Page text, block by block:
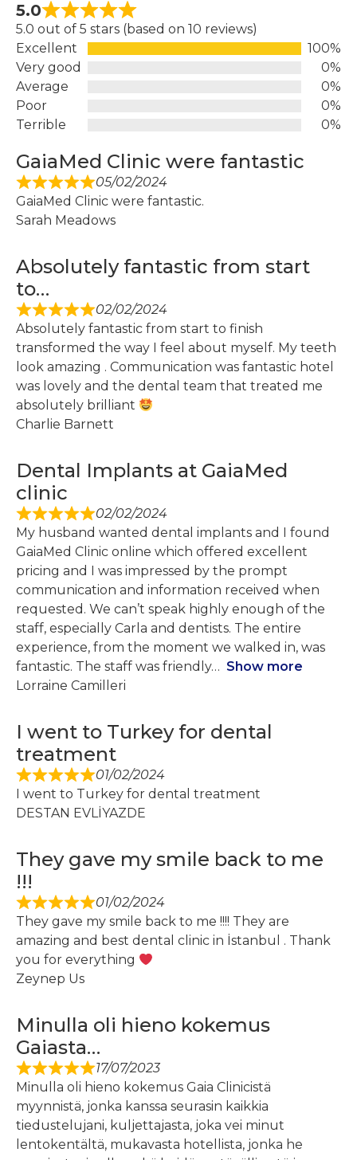
5.0
5.0 out of 5 stars (based on 10 reviews)
Excellent
100%
Very good
0%
Average
0%
Poor
0%
Terrible
0%
GaiaMed Clinic were fantastic
05/02/2024
GaiaMed Clinic were fantastic.
Sarah Meadows
Absolutely fantastic from start
to…
02/02/2024
Absolutely fantastic from start to finish
transformed the way I feel about myself. My teeth
look amazing . Communication was fantastic hotel
was lovely and the dental team that treated me
absolutely brilliant
Charlie Barnett
Dental Implants at GaiaMed
clinic
02/02/2024
My husband wanted dental implants and I found
GaiaMed Clinic online which offered excellent
pricing and I was impressed by the prompt
communication and information received when
requested. We can’t speak highly enough of the
staff, especially Carla and dentists. The entire
experience, from the moment we walked in, was
fantastic. The staff was friendly
Show more
Lorraine Camilleri
I went to Turkey for dental
treatment
01/02/2024
I went to Turkey for dental treatment
DESTAN EVLİYAZDE
They gave my smile back to me
!!!
01/02/2024
They gave my smile back to me !!!! They are
amazing and best dental clinic in İstanbul . Thank
you for everything
Zeynep Us
Minulla oli hieno kokemus
Gaiasta…
17/07/2023
Minulla oli hieno kokemus Gaia Clinicistä
myynnistä, jonka kanssa seurasin kaikkia
tiedustelujani, kuljettajasta, joka vei minut
lentokentältä, mukavasta hotellista, jonka he